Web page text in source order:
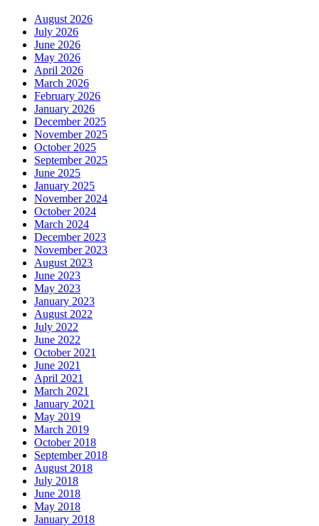
August 2026
July 2026
June 2026
May 2026
April 2026
March 2026
February 2026
January 2026
December 2025
November 2025
October 2025
September 2025
June 2025
January 2025
November 2024
October 2024
March 2024
December 2023
November 2023
August 2023
June 2023
May 2023
January 2023
August 2022
July 2022
June 2022
October 2021
June 2021
April 2021
March 2021
January 2021
May 2019
March 2019
October 2018
September 2018
August 2018
July 2018
June 2018
May 2018
January 2018